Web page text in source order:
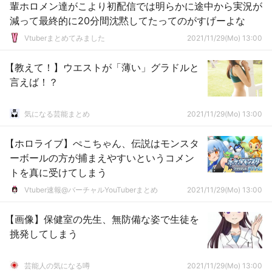
輩ホロメン達がこより初配信では明らかに途中から実況が
減って最終的に20分間沈黙してたってのがすげーよな
Vtuberまとめてみました 2021/11/29(Mo) 13:00
【教えて！】ウエストが「薄い」グラドルと
言えば！？
気になる芸能まとめ 2021/11/29(Mo) 13:00
【ホロライブ】ぺこちゃん、伝説はモンスタ
ーボールの方が捕まえやすいというコメン
トを真に受けてしまう
Vtuber速報@バーチャルYouTuberまとめ 2021/11/29(Mo) 13:00
【画像】保健室の先生、無防備な姿で生徒を
挑発してしまう
芸能人の気になる噂 2021/11/29(Mo) 13:00